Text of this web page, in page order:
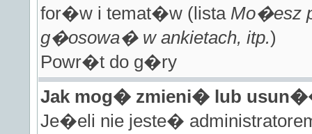
for�w i temat�w (lista Mo�esz
g�osowa� w ankietach, itp.)
Powr�t do g�ry
Jak mog� zmieni� lub
Je�eli nie jeste�